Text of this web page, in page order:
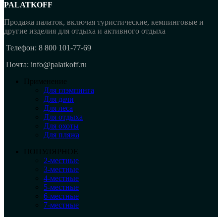
PALATKOFF
Продажа палаток, включая туристические, кемпинговые и
другие изделия для отдыха и активного отдыха
Телефон: 8 800 101-77-69
Почта: info@palatkoff.ru
Применение
Для глэмпинга
Для дачи
Для леса
Для отдыха
Для охоты
Для пляжа
ПОПУЛЯРНОЕ
2-местные
3-местные
4-местные
5-местные
6-местные
7-местные